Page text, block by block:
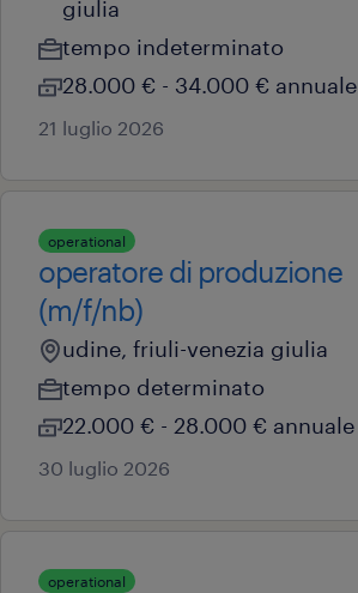
giulia
tempo indeterminato
28.000 € - 34.000 € annuale
21 luglio 2026
operational
operatore di produzione
(m/f/nb)
udine, friuli-venezia giulia
tempo determinato
22.000 € - 28.000 € annuale
30 luglio 2026
operational